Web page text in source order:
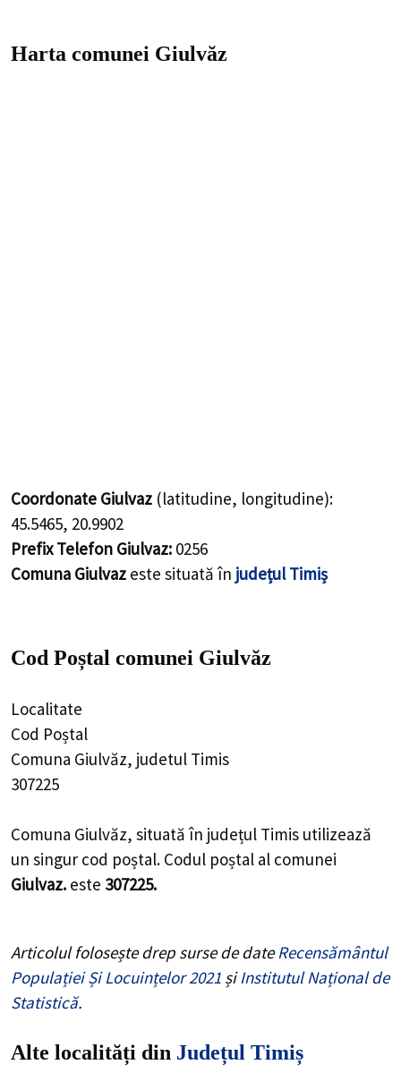
Harta comunei Giulvăz
Coordonate Giulvaz (latitudine, longitudine):
45.5465, 20.9902
Prefix Telefon Giulvaz: 0256
Comuna Giulvaz este situată în județul Timiș
Cod Poștal comunei Giulvăz
Localitate
Cod Poștal
Comuna Giulvăz, judetul Timis
307225
Comuna Giulvăz, situată în județul Timis utilizează
un singur cod poștal. Codul poștal al comunei
Giulvaz. este 307225.
Articolul folosește drep surse de dateRecensământul
Populației Și Locuințelor 2021 șiInstitutul Național de
Statistică.
Alte localități din Județul Timiș